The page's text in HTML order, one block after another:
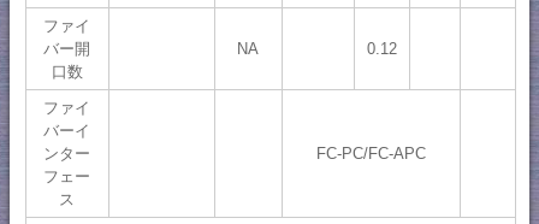
ファイ
バー開
口数
NA 0.12
ファイ
バーイ
ンター
フェー
ス
FC-PC/FC-APC